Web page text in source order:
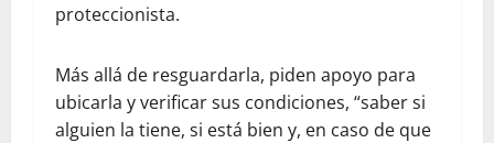
proteccionista.
Más allá de resguardarla, piden apoyo para
ubicarla y verificar sus condiciones, “saber si
alguien la tiene, si está bien y, en caso de que